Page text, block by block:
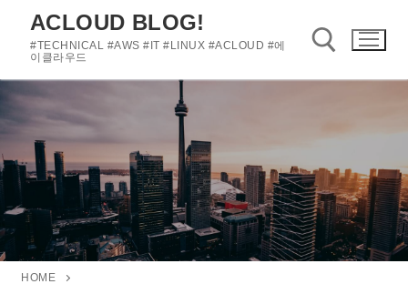
로
로
기
ACLOUD BLOG!
#TECHNICAL #AWS #IT #LINUX #ACLOUD #에
이클라우드
HOME